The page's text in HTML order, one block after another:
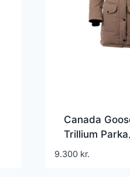
Canada
Trillium
9.300 kr.